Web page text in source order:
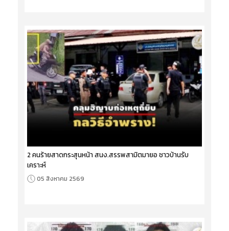
2 คนร้ายสาดกระสุนหน้า สนง.สรรพสามิตมายอ ชาวบ้านรับ
เคราะห์
05 สิงหาคม 2569